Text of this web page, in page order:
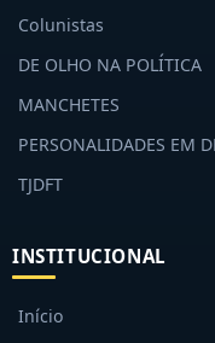
Colunistas
DE OLHO NA POLÍTICA
MANCHETES
PERSONALIDADES EM
TJDFT
INSTITUCIONAL
Início